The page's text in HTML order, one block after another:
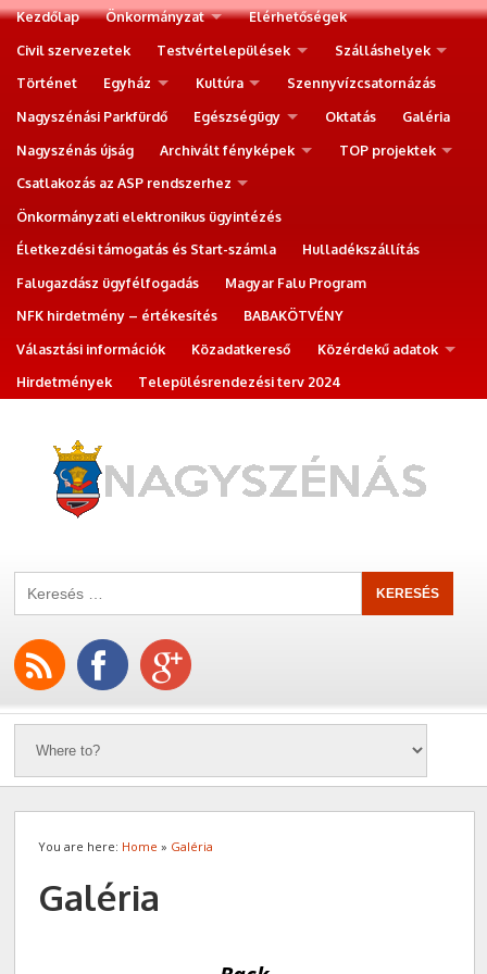
Kezdőlap Önkormányzat
Elérhetőségek
Civil szervezetek
Testvértelepülések
Szálláshelyek
Történet
Egyház Kultúra
Szennyvízcsatornázás
Nagyszénási Parkfürdő
Egészségügy Oktatás
Galéria
Nagyszénás újság
Archivált fényképek
TOP projektek
Csatlakozás az ASP rendszerhez
Önkormányzati elektronikus ügyintézés
Életkezdési támogatás és Start-számla
Hulladékszállítás
Falugazdász ügyfélfogadás
Magyar Falu Program
NFK hirdetmény – értékesítés
BABAKÖTVÉNY
Választási információk
Közadatkereső
Közérdekű adatok
Hirdetmények
Településrendezési terv 2024
You are here: Home » Galéria
Galéria